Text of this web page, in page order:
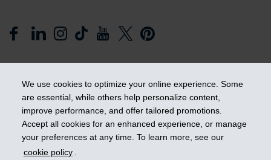
We use cookies to optimize your online experience. Some
are essential, while others help personalize content,
improve performance, and offer tailored promotions.
Accept all cookies for an enhanced experience, or manage
your preferences at any time. To learn more, see our
cookie policy .
Prendre les devants